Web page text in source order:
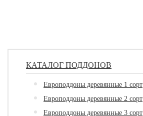
КАТАЛОГ ПОДДОНОВ
Европоддоны деревянные 1 сорт
Европоддоны деревянные 2 сорт
Европоддоны деревянные 3 сорт